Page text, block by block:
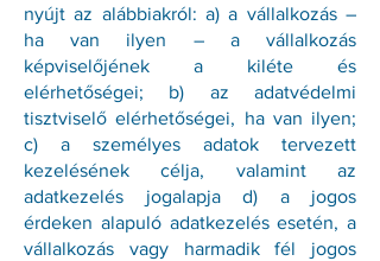
nyújt az alábbiakról: a) a vállalkozás –
ha van ilyen – a vállalkozás
képviselőjének a kiléte és
elérhetőségei; b) az adatvédelmi
tisztviselő elérhetőségei, ha van ilyen;
c) a személyes adatok tervezett
kezelésének célja, valamint az
adatkezelés jogalapja d) a jogos
érdeken alapuló adatkezelés esetén, a
vállalkozás vagy harmadik fél jogos